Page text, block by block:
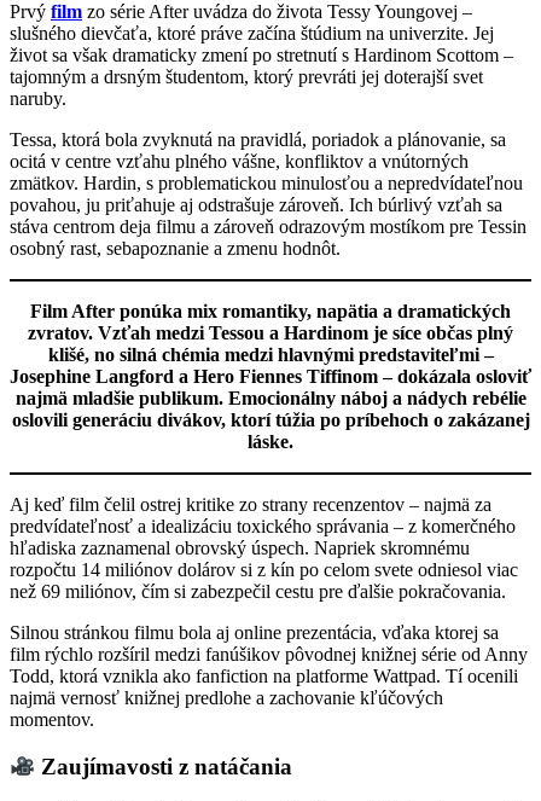
Prvý film zo série After uvádza do života Tessy Youngovej –
slušného dievčaťa, ktoré práve začína štúdium na univerzite. Jej
život sa však dramaticky zmení po stretnutí s Hardinom Scottom –
tajomným a drsným študentom, ktorý prevráti jej doterajší svet
naruby.
Tessa, ktorá bola zvyknutá na pravidlá, poriadok a plánovanie, sa
ocitá v centre vzťahu plného vášne, konfliktov a vnútorných
zmätkov. Hardin, s problematickou minulosťou a nepredvídateľnou
povahou, ju priťahuje aj odstrašuje zároveň. Ich búrlivý vzťah sa
stáva centrom deja filmu a zároveň odrazovým mostíkom pre Tessin
osobný rast, sebapoznanie a zmenu hodnôt.
Film After ponúka mix romantiky, napätia a dramatických
zvratov. Vzťah medzi Tessou a Hardinom je síce občas plný
klišé, no silná chémia medzi hlavnými predstaviteľmi –
Josephine Langford a Hero Fiennes Tiffinom – dokázala osloviť
najmä mladšie publikum. Emocionálny náboj a nádych rebélie
oslovili generáciu divákov, ktorí túžia po príbehoch o zakázanej
láske.
Aj keď film čelil ostrej kritike zo strany recenzentov – najmä za
predvídateľnosť a idealizáciu toxického správania – z komerčného
hľadiska zaznamenal obrovský úspech. Napriek skromnému
rozpočtu 14 miliónov dolárov si z kín po celom svete odniesol viac
než 69 miliónov, čím si zabezpečil cestu pre ďalšie pokračovania.
Silnou stránkou filmu bola aj online prezentácia, vďaka ktorej sa
film rýchlo rozšíril medzi fanúšikov pôvodnej knižnej série od Anny
Todd, ktorá vznikla ako fanfiction na platforme Wattpad. Tí ocenili
najmä vernosť knižnej predlohe a zachovanie kľúčových
momentov.
Zaujímavosti z natáčania